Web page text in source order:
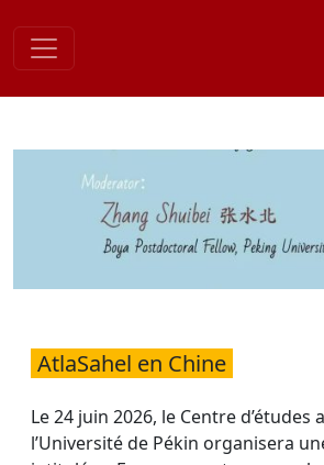
content
AtlaSahel en Chine
Le 24 juin 2026, le Centre d’études
l’Université de Pékin organisera